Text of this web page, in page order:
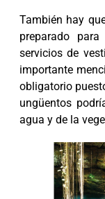
También hay
preparado
servicios de
importante
obligatorio
ungüentos
agua y de la